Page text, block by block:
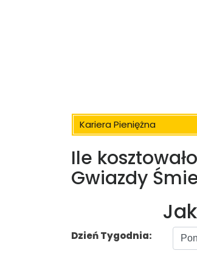
Kariera Pieniężna
Ile
Gwiazdy
Dzień Tygodnia: